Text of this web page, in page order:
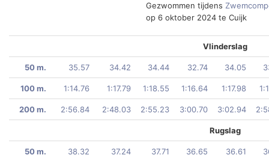
Gezwommen tijdens
op 6 oktober 2024 te Cuijk
Vlinderslag
50 m. 35.57 34.42 34.44 32.74 34.05
100 m. 1:14.76 1:17.79 1:18.55 1:16.64 1:17.98
200 m. 2:56.84 2:48.03 2:55.23 3:00.70 3:02.94
Rugslag
50 m. 38.32 37.24 37.71 36.65 36.61